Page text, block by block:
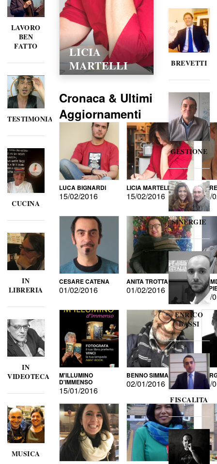
LAVORO
BEN
FATTO
TESTIMONIANZE
CUCINA
IN
LIBRERIA
IN
VIDEOTECA
MUSICA
LICIA
MARTELLI
Cronaca & Ultimi
Aggiornamenti
LUCA BIGNARDI
15/02/2016
LICIA MARTELLI
15/02/2016 15/
CESARE CATENA
01/02/2016
ANITA TROTTA
01/02/2016 DI
15/
M'ILLUMINO
D'IMMENSO
15/01/2016
BENNO SIMMA
02/01/2016
BREVETTI
GESTIONE
SINERGIE
ENRICO
BASSI
FISCALITA